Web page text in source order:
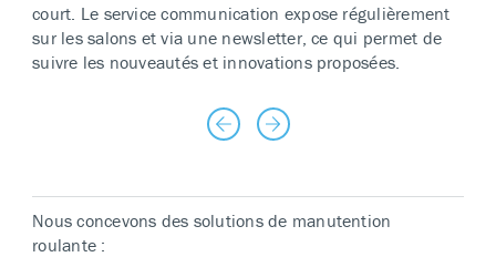
court. Le service communication expose régulièrement
sur les salons et via une newsletter, ce qui permet de
suivre les nouveautés et innovations proposées.
Nous concevons des solutions de manutention
roulante :